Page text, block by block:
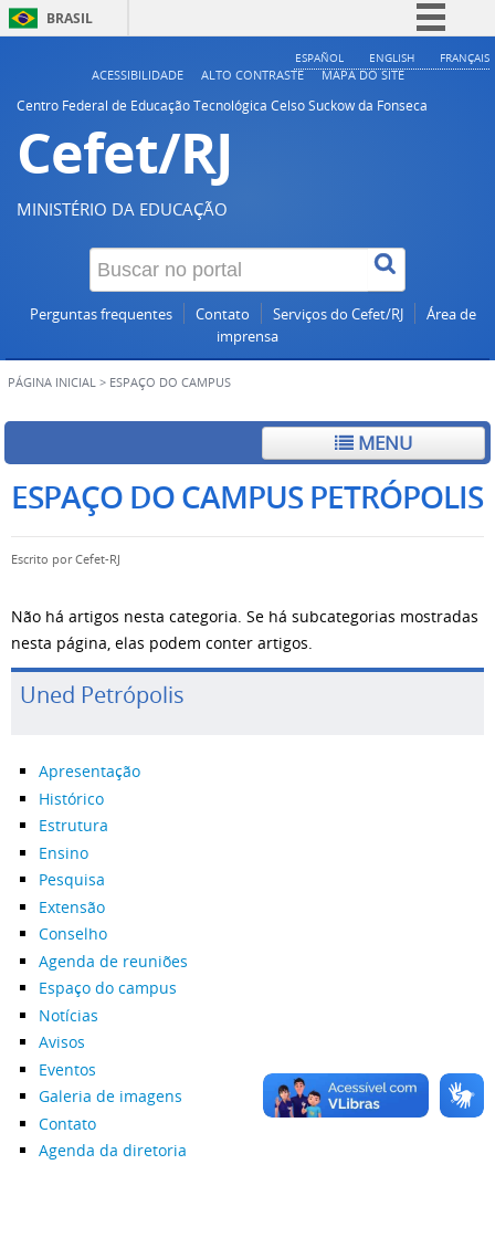
BRASIL
Simplifique!
ESPAÑOL ENGLISH FRANÇAIS
ACESSIBILIDADE ALTO CONTRASTE
MAPA DO SITE
Centro Federal de Educação Tecnológica Celso Suckow da Fonseca
Cefet/RJ
MINISTÉRIO DA EDUCAÇÃO
Perguntas frequentes Contato Serviços do Cefet/RJ
Área de
imprensa
PÁGINA INICIAL > ESPAÇO DO CAMPUS
MENU
ESPAÇO DO CAMPUS PETRÓPOLIS
Escrito porCefet-RJ
Não há artigos nesta categoria. Se há subcategorias mostradas
nesta página, elas podem conter artigos.
Uned Petrópolis
Apresentação
Histórico
Estrutura
Ensino
Pesquisa
Extensão
Conselho
Agenda de reuniões
Espaço do campus
Notícias
Avisos
Eventos
Galeria de imagens
Contato
Agenda da diretoria